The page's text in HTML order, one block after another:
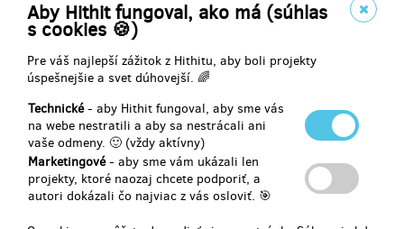
Aby Hithit fungoval, ako má (súhlas
s cookies 🍪)
Pre váš najlepší zážitok z Hithitu, aby boli projekty
úspešnejšie a svet dúhovejší. 🌈
Technické- aby Hithit fungoval, aby sme vás
na webe nestratili a aby sa nestrácali ani
vaše odmeny. 🙂 (vždy aktívny)
Marketingové- aby sme vám ukázali len
projekty, ktoré naozaj chcete podporiť, a
autori dokázali čo najviac z vás osloviť. 🎯
Židlička domeCZECH s osobním věnováním -
dodání do MĚSÍCE po ukončení projektu
Historicky prvních 10 variabilních židliček , které uvedeme na trh.
Opravdu kvalitní bytelná a důmyslně vytvořená kostka
Slouží i jako stupátko a stoleček.
Židlička domeCZECHmá tři výšky podle otočení (12, 21 a 30 cm)
pro nejrůznější věk či potřeby. Židlička je z bytelného a lehkého
materiálu -unese i dospělého (80 kg) a přitom váží pouhé 3 kg